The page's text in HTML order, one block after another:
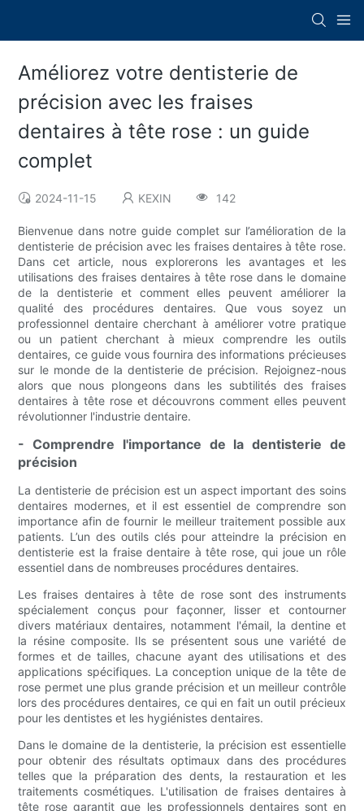
Améliorez votre dentisterie de
précision avec les fraises
dentaires à tête rose : un guide
complet
2024-11-15 KEXIN 142
Bienvenue dans notre guide complet sur l’amélioration de la
dentisterie de précision avec les fraises dentaires à tête rose.
Dans cet article, nous explorerons les avantages et les
utilisations des fraises dentaires à tête rose dans le domaine
de la dentisterie et comment elles peuvent améliorer la
qualité des procédures dentaires. Que vous soyez un
professionnel dentaire cherchant à améliorer votre pratique
ou un patient cherchant à mieux comprendre les outils
dentaires, ce guide vous fournira des informations précieuses
sur le monde de la dentisterie de précision. Rejoignez-nous
alors que nous plongeons dans les subtilités des fraises
dentaires à tête rose et découvrons comment elles peuvent
révolutionner l'industrie dentaire.
- Comprendre l'importance de la dentisterie de
précision
La dentisterie de précision est un aspect important des soins
dentaires modernes, et il est essentiel de comprendre son
importance afin de fournir le meilleur traitement possible aux
patients. L’un des outils clés pour atteindre la précision en
dentisterie est la fraise dentaire à tête rose, qui joue un rôle
essentiel dans de nombreuses procédures dentaires.
Les fraises dentaires à tête de rose sont des instruments
spécialement conçus pour façonner, lisser et contourner
divers matériaux dentaires, notamment l'émail, la dentine et
la résine composite. Ils se présentent sous une variété de
formes et de tailles, chacune ayant des utilisations et des
applications spécifiques. La conception unique de la tête de
rose permet une plus grande précision et un meilleur contrôle
lors des procédures dentaires, ce qui en fait un outil précieux
pour les dentistes et les hygiénistes dentaires.
Dans le domaine de la dentisterie, la précision est essentielle
pour obtenir des résultats optimaux dans des procédures
telles que la préparation des dents, la restauration et les
traitements cosmétiques. L'utilisation de fraises dentaires à
tête rose garantit que les professionnels dentaires sont en